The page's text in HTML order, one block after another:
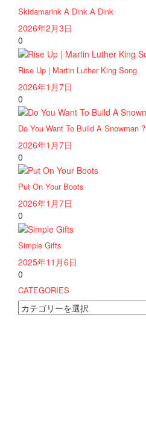
Skidamarink A Dink A Dink
2026年2月3日
0
Rise Up | Martin Luther King Song
2026年1月7日
0
Do You Want To Build A Snowman ?
2026年1月7日
0
Put On Your Boots
2026年1月7日
0
Simple Gifts
2025年11月6日
0
CATEGORIES
CATEGORIES